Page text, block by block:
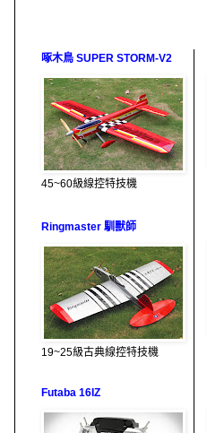
啄木鳥 SUPER STORM-V2
45~60級線控特技機
Ringmaster 馴獸師
19~25級古典線控特技機
Futaba 16IZ